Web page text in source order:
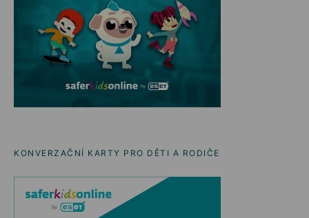
KONVERZAČNÍ KARTY PRO DĚTI A RODIČE